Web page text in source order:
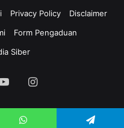
Privacy Policy
Disclaimer
Form Pengaduan
Siber
YouTubeInstagram